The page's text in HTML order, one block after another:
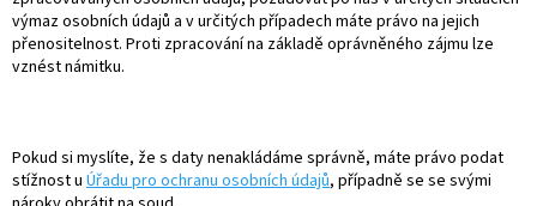
výmaz osobních údajů a v určitých případech máte právo na jejich
přenositelnost. Proti zpracování na základě oprávněného zájmu lze
vznést námitku.
Pokud si myslíte, že s daty nenakládáme správně, máte právo podat
stížnost u Úřadu pro ochranu osobních údajů, případně se se svými